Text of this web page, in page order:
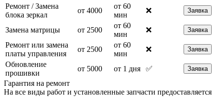
Ремонт / Замена
блока зеркал
от 4000
от 60
мин
❌ Заявка
Замена матрицы от 2500
от 60
мин
❌ Заявка
Ремонт или замена
платы управления
от 2500
от 60
мин
❌ Заявка
Обновление
прошивки
от 5000 от 1 дня ✅ Заявка
Гарантия на ремонт
На все виды работ и установленные запчасти предоставляется